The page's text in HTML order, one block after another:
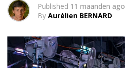
Published 11 maanden ago
By Aurélien BERNARD